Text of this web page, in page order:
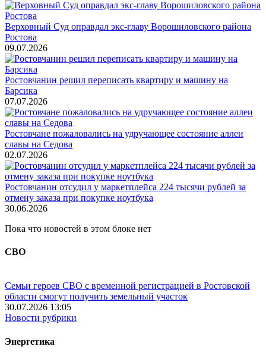
Верховный Суд оправдал экс-главу Ворошиловского района
Ростова
09.07.2026
Ростовчанин решил переписать квартиру и машину на
Барсика
07.07.2026
Ростовчане пожаловались на удручающее состояние аллеи
славы на Седова
02.07.2026
Ростовчанин отсудил у маркетплейса 224 тысячи рублей за
отмену заказа при покупке ноутбука
30.06.2026
Пока что новостей в этом блоке нет
СВО
Семьи героев СВО с временной регистрацией в Ростовской
области смогут получить земельный участок
30.07.2026 13:05
Новости рубрики
Энергетика